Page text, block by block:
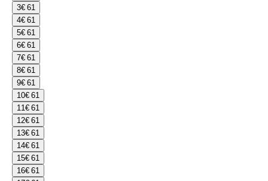
3€ 61
4€ 61
5€ 61
6€ 61
7€ 61
8€ 61
9€ 61
10€ 61
11€ 61
12€ 61
13€ 61
14€ 61
15€ 61
16€ 61